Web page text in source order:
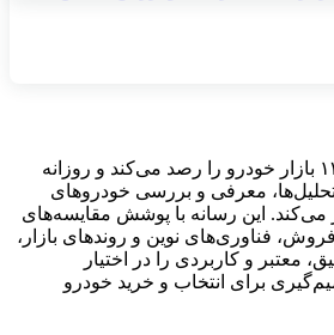
خودرویاب۲۴ از سال ۱۳۸۹ بازار خودرو را رصد می‌کند و روزانه
تحلیل‌ها، معرفی و بررسی خودروهای
این رسانه با پوشش مقایسه‌های
فناوری‌های نوین و روندهای بازار،
معتبر و کاربردی را در اختیار
برای انتخاب و خرید خودرو